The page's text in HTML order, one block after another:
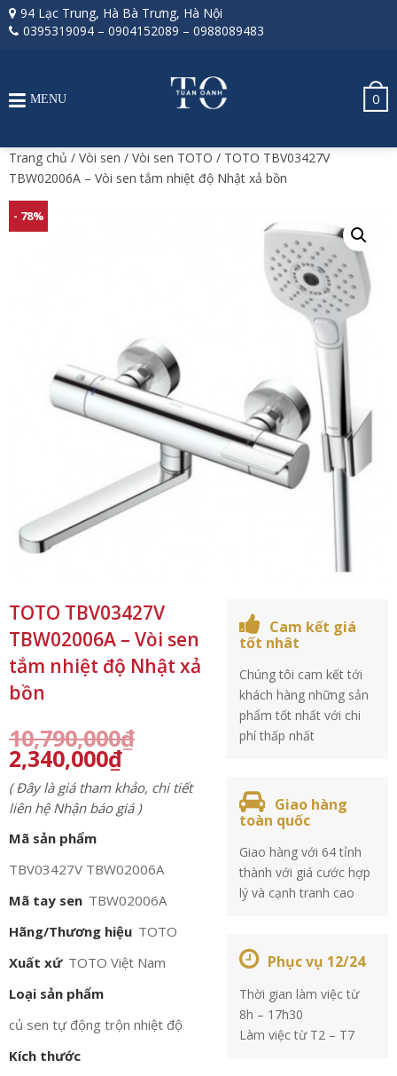
94 Lạc Trung, Hà Bà Trưng, Hà Nội
0395319094 – 0904152089 – 0988089483
0
MENU
Trang chủ / Vòi sen / Vòi sen TOTO / TOTO TBV03427V
TBW02006A – Vòi sen tắm nhiệt độ Nhật xả bồn
- 78%
TOTO TBV03427V
TBW02006A – Vòi sen
tắm nhiệt độ Nhật xả
bồn
10,790,000₫
2,340,000₫
( Đây là giá tham khảo, chi tiết
liên hệ Nhận báo giá )
Mã sản phẩm
TBV03427V TBW02006A
Mã tay sen TBW02006A
Hãng/Thương hiệu TOTO
Xuất xứ TOTO Việt Nam
Loại sản phẩm
củ sen tự động trộn nhiệt độ
Kích thước
Cam kết giá
tốt nhât
Chúng tôi cam kết tới
khách hàng những sản
phẩm tốt nhất với chi
phí thấp nhất
Giao hàng
toàn quốc
Giao hàng với 64 tỉnh
thành với giá cước hợp
lý và cạnh tranh cao
Phục vụ 12/24
Thời gian làm việc từ
8h – 17h30
Làm việc từ T2 – T7